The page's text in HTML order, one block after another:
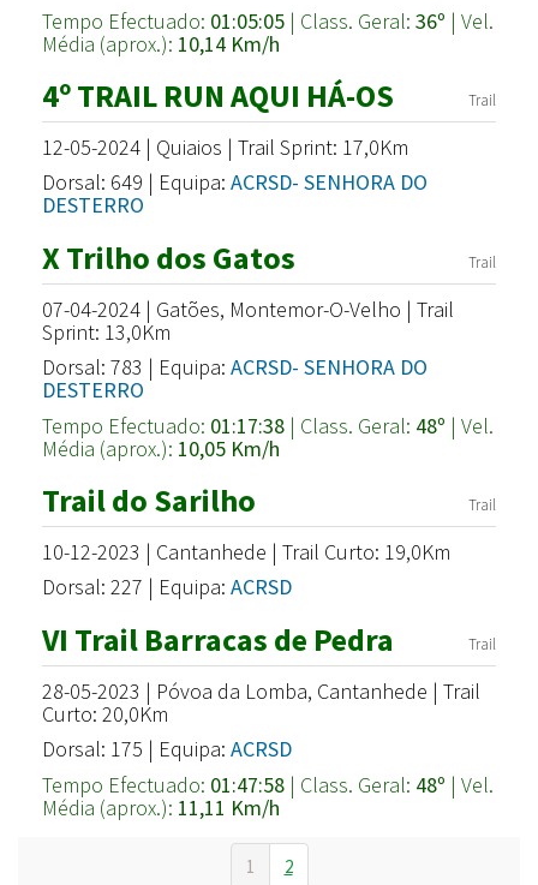
Tempo Efectuado: 01:05:05 | Class. Geral: 36º | Vel.
Média (aprox.): 10,14 Km/h
4º TRAIL RUN AQUI HÁ-OS Trail
12-05-2024 | Quiaios | Trail Sprint: 17,0Km
Dorsal: 649 | Equipa: ACRSD- SENHORA DO
DESTERRO
X Trilho dos Gatos Trail
07-04-2024 | Gatões, Montemor-O-Velho | Trail
Sprint: 13,0Km
Dorsal: 783 | Equipa: ACRSD- SENHORA DO
DESTERRO
Tempo Efectuado: 01:17:38 | Class. Geral: 48º | Vel.
Média (aprox.): 10,05 Km/h
Trail do Sarilho Trail
10-12-2023 | Cantanhede | Trail Curto: 19,0Km
Dorsal: 227 | Equipa: ACRSD
VI Trail Barracas de Pedra Trail
28-05-2023 | Póvoa da Lomba, Cantanhede | Trail
Curto: 20,0Km
Dorsal: 175 | Equipa: ACRSD
Tempo Efectuado: 01:47:58 | Class. Geral: 48º | Vel.
Média (aprox.): 11,11 Km/h
1 2